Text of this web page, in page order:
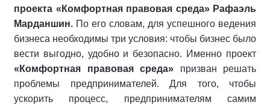
проекта «Комфортная правовая среда» Рафаэль
Марданшин. По его словам, для успешного ведения
бизнеса необходимы три условия: чтобы бизнес было
вести выгодно, удобно и безопасно. Именно проект
«Комфортная правовая среда» призван решать
проблемы предпринимателей. Для того, чтобы
ускорить процесс, предпринимателям самим